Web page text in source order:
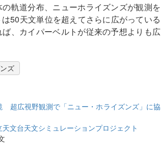
軌道分布、ニューホライズンズが観測を
50天文単位を超えてさらに広がっている
、カイパーベルトが従来の予想よりも広
ズ
超広視野観測で「ニュー・ホライズンズ」に協
天文台天文シミュレーションプロジェクト